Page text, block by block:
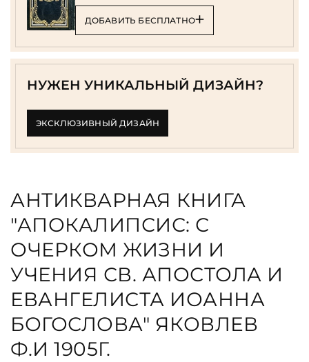
ДОБАВИТЬ БЕСПЛАТНО
НУЖЕН УНИКАЛЬНЫЙ ДИЗАЙН?
ЭКСКЛЮЗИВНЫЙ ДИЗАЙН
АНТИКВАРНАЯ КНИГА
"АПОКАЛИПСИС: С
ОЧЕРКОМ ЖИЗНИ И
УЧЕНИЯ СВ. АПОСТОЛА И
ЕВАНГЕЛИСТА ИОАННА
БОГОСЛОВА" ЯКОВЛЕВ
Ф.И 1905Г.